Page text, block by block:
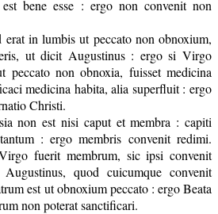
est bene esse : ergo non convenit non
erat in lumbis ut peccato non obnoxium,
ut dicit Augustinus : ergo si Virgo
peccato non obnoxia, fuisset medicina
medicina habita, alia superfluit : ergo
Christi.
non est nisi caput et membra : capiti
: ergo membris convenit redimi.
fuerit membrum, sic ipsi convenit
quod cuicumque convenit
est ut obnoxium peccato : ergo Beata
non poterat sanctificari.